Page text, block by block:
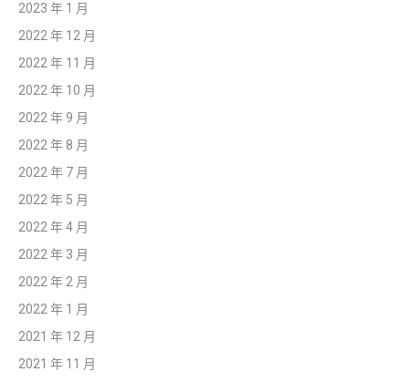
2023 年 1 月
2022 年 12 月
2022 年 11 月
2022 年 10 月
2022 年 9 月
2022 年 8 月
2022 年 7 月
2022 年 5 月
2022 年 4 月
2022 年 3 月
2022 年 2 月
2022 年 1 月
2021 年 12 月
2021 年 11 月